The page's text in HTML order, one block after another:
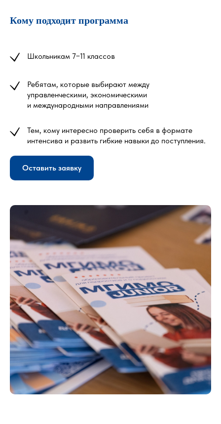
Кому подходит программа
Школьникам 7−11 классов
Ребятам, которые выбирают между
управленческими, экономическими
и международными направлениями
Тем, кому интересно проверить себя в формате
интенсива и развить гибкие навыки до поступления.
Оставить заявку